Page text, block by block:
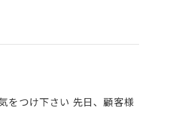
をつけ下さい 先日、顧客様